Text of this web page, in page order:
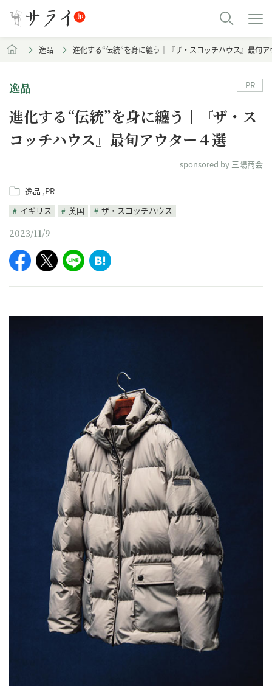
逸品 進化する“伝統”を身に纏う｜『ザ・スコッチハウス』最旬
逸品
進化する“伝統”を身に纏う｜『ザ・ス
コッチハウス』最旬アウター４選
sponsored by 三陽商会
逸品 PR
イギリス
英国 ザ・スコッチハウス
2023/11/9
PR